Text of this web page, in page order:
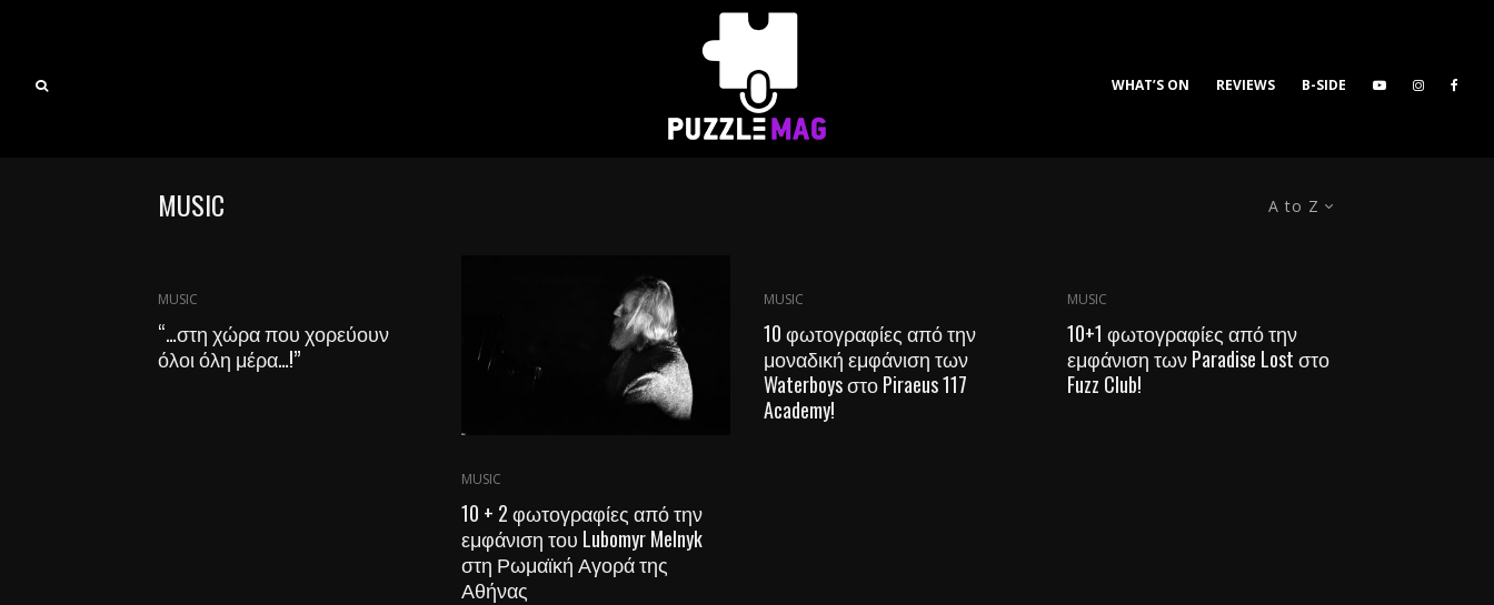
B-SIDE
REVIEWS
WHAT’S ON
A to Z
MUSIC
MUSIC
“…στη χώρα που χορεύουν
όλοι όλη μέρα…!”
MUSIC
10 + 2 φωτογραφίες από την
εμφάνιση του Lubomyr Melnyk
στη Ρωμαϊκή Αγορά της
Αθήνας
MUSIC
10 φωτογραφίες από την
μοναδική εμφάνιση των
Waterboys στο Piraeus 117
Academy!
MUSIC
10+1 φωτογραφίες από την
εμφάνιση των Paradise Lost στο
Fuzz Club!